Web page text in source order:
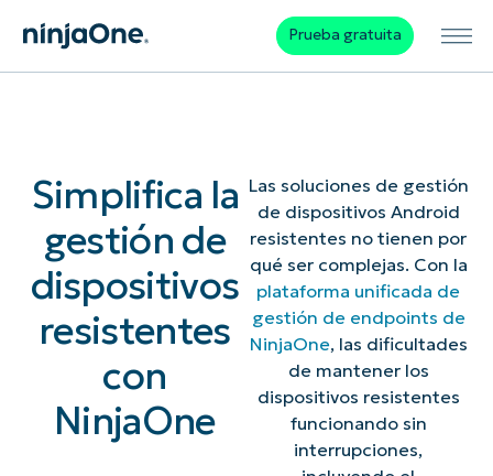
Prueba gratuita
Simplifica la
gestión de
dispositivos
resistentes
con
NinjaOne
Las soluciones de gestión
de dispositivos Android
resistentes no tienen por
qué ser complejas. Con la
plataforma unificada de
gestión de endpoints de
NinjaOne, las dificultades
de mantener los
dispositivos resistentes
funcionando sin
interrupciones,